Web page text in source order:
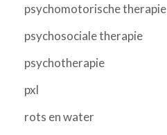
psychomotorische therapie
psychosociale therapie
psychotherapie
pxl
rots en water